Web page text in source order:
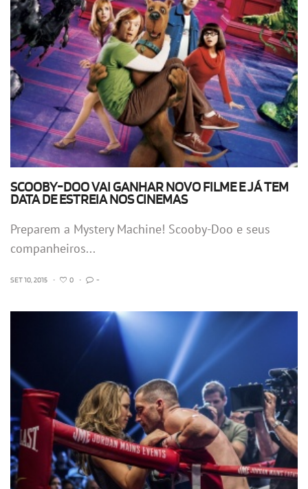
SCOOBY-DOO VAI GANHAR NOVO FILME E JÁ TEM
DATA DE ESTREIA NOS CINEMAS
Preparem a Mystery Machine! Scooby-Doo e seus
companheiros...
SET 10, 2015 • 0 • -